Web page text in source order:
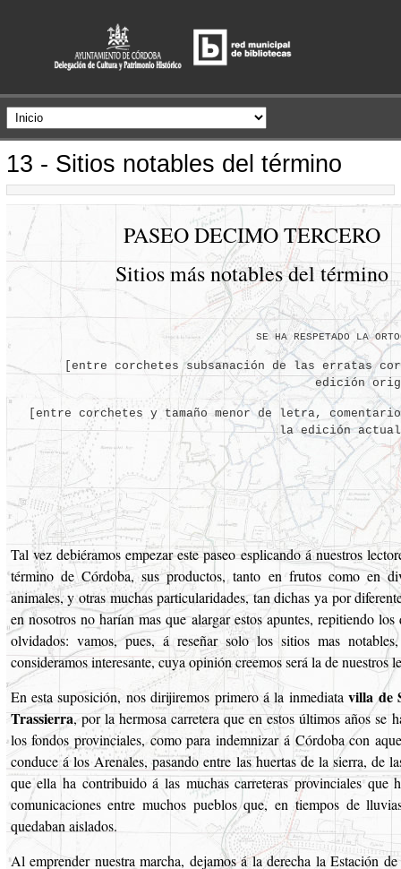
13 - Sitios notables del término
PASEO DECIMO TERCERO
Sitios más notables del término
SE HA RESPETADO LA
[entre corchetes subsanación de las erratas
edición
[entre corchetes y tamaño menor de letra,
la edición actual
Tal vez debiéramos empezar este paseo esplicando á nuestros
término de Córdoba, sus productos, tanto en frutos como en
animales, y otras muchas particularidades, tan dichas ya por
en nosotros no harían mas que alargar estos apuntes, repitiendo
olvidados: vamos, pues, á reseñar solo los sitios mas
consideramos interesante, cuya opinión creemos será la de nuestros
En esta suposición, nos dirijiremos primero á la inmediatavilla de
Trassierra, por la hermosa carretera que en estos últimos años se
los fondos provinciales, como para indemnizar á Córdoba con
conduce á los Arenales, pasando entre las huertas de la sierra, de
que ella ha contribuido á las muchas carreteras provinciales que
comunicaciones entre muchos pueblos que, en tiempos de
quedaban aislados.
Al emprender nuestra marcha, dejamos á la derecha la Estación